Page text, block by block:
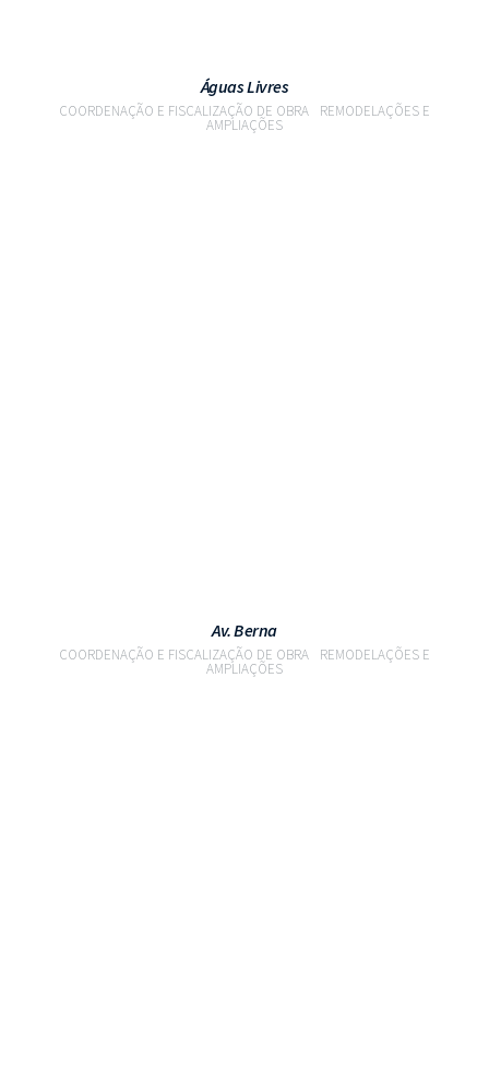
Águas Livres
COORDENAÇÃO E FISCALIZAÇÃO DE OBRA REMODELAÇÕES E
AMPLIAÇÕES
Av. Berna
COORDENAÇÃO E FISCALIZAÇÃO DE OBRA REMODELAÇÕES E
AMPLIAÇÕES